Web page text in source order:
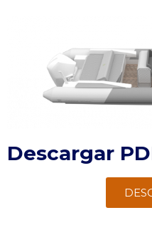
Descargar